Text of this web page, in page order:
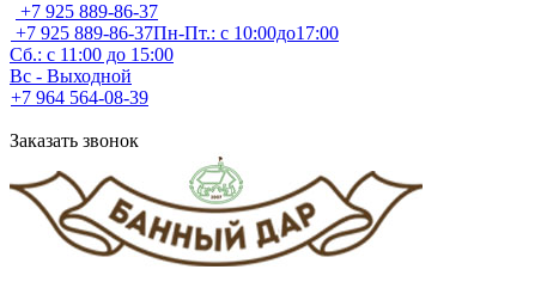
+7 925 889-86-37
+7 925 889-86-37Пн-Пт.: с 10:00до17:00
Сб.: с 11:00 до 15:00
Вс - Выходной
+7 964 564-08-39
Заказать звонок